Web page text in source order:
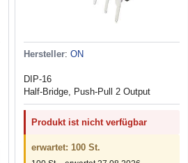
Hersteller: ON
DIP-16
Half-Bridge, Push-Pull 2 Output
Produkt ist nicht verfügbar
erwartet: 100 St.